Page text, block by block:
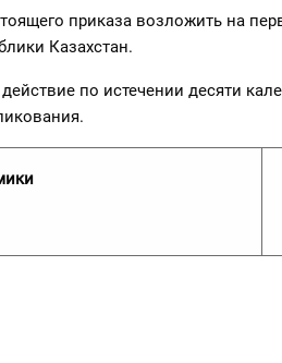
приказа возложить на
Казахстан.
по истечении десяти